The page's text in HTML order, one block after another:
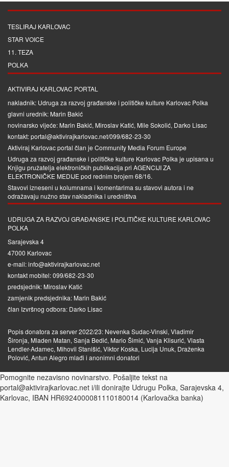
TESLIRAJ KARLOVAC
STAR VOICE
11. TEZA
POLKA
AKTIVIRAJ KARLOVAC PORTAL
nakladnik: Udruga za razvoj građanske i političke kulture Karlovac Polka
glavni urednik: Marin Bakić
novinarsko vijeće: Marin Bakić, Miroslav Katić, Mile Sokolić, Darko Lisac
kontakt: portal@aktivirajkarlovac.net/099/682-23-30
Aktiviraj Karlovac portal član je Community Media Forum Europe
Udruga za razvoj građanske i političke kulture Karlovac Polka je upisana u
Knjigu pružatelja elektroničkih publikacija pri AGENCIJI ZA
ELEKTRONIČKE MEDIJEpod rednim brojem 68/16.
Stavovi izneseni u kolumnama i komentarima su stavovi autora i ne
odražavaju nužno stav nakladnika i uredništva
UDRUGA ZA RAZVOJ GRAĐANSKE I POLITIČKE KULTURE KARLOVAC
POLKA
Sarajevska 4
47000 Karlovac
e-mail: info@aktivirajkarlovac.net
kontakt mobitel: 099/682-23-30
predsjednik: Miroslav Katić
zamjenik predsjednika: Marin Bakić
član Izvršnog odbora: Darko Lisac
Popis donatora za server 2022/23: Nevenka Sudac-Vinski, Vladimir
Šironja, Mladen Matan, Sanja Bedić, Mario Šimić, Vanja Klisurić, Vlasta
Lendler-Adamec, Mihovil Stanišić, Viktor Koska, Lucija Unuk, Draženka
Polović, Antun Alegro mlađi i anonimni donatori
Pomognite nezavisno novinarstvo. Pošaljite tekst na
portal@aktivirajkarlovac.net i/ili donirajte Udrugu Polka, Sarajevska 4,
Karlovac, IBAN HR6924000081110180014 (Karlovačka banka)